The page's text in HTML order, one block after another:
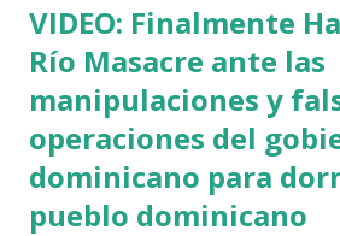
VIDEO: Finalmente
Río Masacre ante las
manipulaciones y
operaciones del
dominicano para
pueblo dominicano